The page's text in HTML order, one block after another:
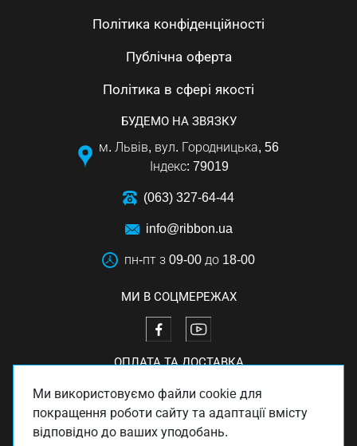
Політика конфіденційності
Публічна оферта
Політика в сфері якості
БУДЕМО НА ЗВЯЗКУ
м. Львів, вул. Городницька, 56
Індекс: 79019
(063) 327-64-44
info@ribbon.ua
пн-пт з 09-00 до 18-00
МИ В СОЦМЕРЕЖАХ
ОПЛАТА ТА ДОСТАВКА
Ми використовуємо файли cookie для
покращення роботи сайту та адаптації вмісту
відповідно до ваших уподобань.